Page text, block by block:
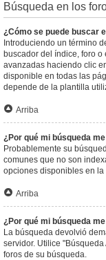
Búsqueda en los
¿Cómo se puede buscar
Introduciendo un término
buscador del índice, foro
avanzadas haciendo clic
disponible en todas las
depende de la plantilla
Arriba
¿Por qué mi búsqueda
Probablemente su
comunes que no son
opciones disponibles en
Arriba
¿Por qué mi búsqueda
La búsqueda devolvió
servidor. Utilice
foros de su búsqueda.